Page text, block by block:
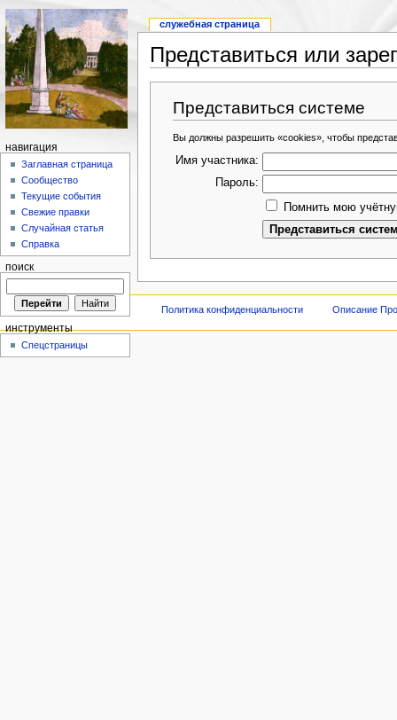
Представиться или
Представиться системе
Вы должны разрешить «cookies», чтобы
Имя участника:
Пароль:
Помнить мою
служебная страница
навигация
Заглавная страница
Сообщество
Текущие события
Свежие правки
Случайная статья
Справка
поиск
инструменты
Спецстраницы
Политика конфиденциальности Описание